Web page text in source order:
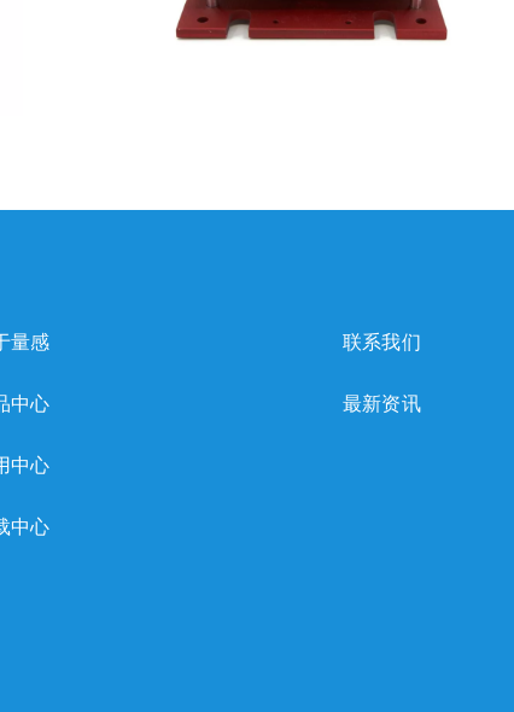
量感
中心
中心
中心
联系我们
最新资讯